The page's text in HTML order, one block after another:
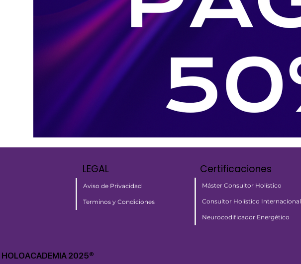
Aviso de Privacidad
Terminos y Condiciones
LEGAL
Máster Consultor Holístico
Consultor Holístico Internacional
Neurocodificador Energético
Certificaciones
HOLOACADEMIA 2025®​